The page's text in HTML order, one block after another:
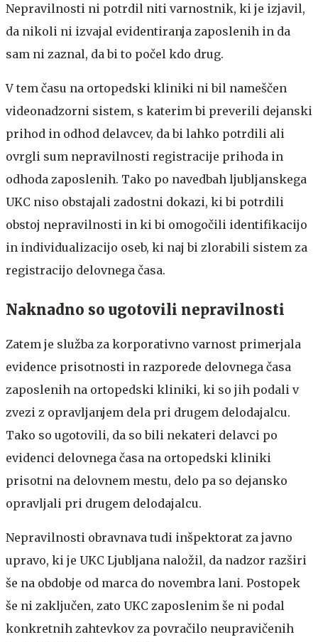
Nepravilnosti ni potrdil niti varnostnik, ki je izjavil,
da nikoli ni izvajal evidentiranja zaposlenih in da
sam ni zaznal, da bi to počel kdo drug.
V tem času na ortopedski kliniki ni bil nameščen
videonadzorni sistem, s katerim bi preverili dejanski
prihod in odhod delavcev, da bi lahko potrdili ali
ovrgli sum nepravilnosti registracije prihoda in
odhoda zaposlenih. Tako po navedbah ljubljanskega
UKC niso obstajali zadostni dokazi, ki bi potrdili
obstoj nepravilnosti in ki bi omogočili identifikacijo
in individualizacijo oseb, ki naj bi zlorabili sistem za
registracijo delovnega časa.
Naknadno so ugotovili nepravilnosti
Zatem je služba za korporativno varnost primerjala
evidence prisotnosti in razporede delovnega časa
zaposlenih na ortopedski kliniki, ki so jih podali v
zvezi z opravljanjem dela pri drugem delodajalcu.
Tako so ugotovili, da so bili nekateri delavci po
evidenci delovnega časa na ortopedski kliniki
prisotni na delovnem mestu, delo pa so dejansko
opravljali pri drugem delodajalcu.
Nepravilnosti obravnava tudi inšpektorat za javno
upravo, ki je UKC Ljubljana naložil, da nadzor razširi
še na obdobje od marca do novembra lani. Postopek
še ni zaključen, zato UKC zaposlenim še ni podal
konkretnih zahtevkov za povračilo neupravičenih